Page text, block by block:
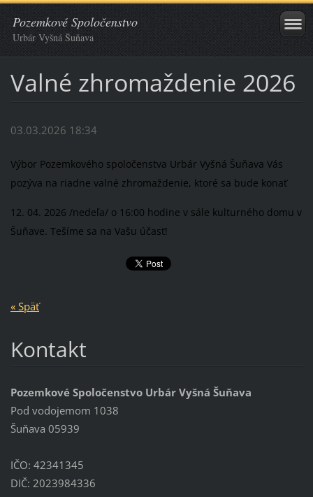
Pozemkové Spoločenstvo
Urbár Vyšná Šuňava
Valné zhromaždenie 2026
03.03.2026 18:34
Výbor Pozemkového spoločenstva Urbár Vyšná Šuňava Vás
pozýva na riadne valné zhromaždenie, ktoré sa bude konať
12. 04. 2026 /nedeľa/ o 16:00 hodine v sále kulturného domu v
Šuňave. Tešíme sa na Vašu účasť!
« Späť
Kontakt
Pozemkové Spoločenstvo Urbár Vyšná Šuňava
Pod vodojemom 1038
Šuňava 05939
IČO: 42341345
DIČ: 2023984336